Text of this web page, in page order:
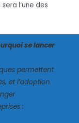
l’une des
se lancer
permettent
et l’adoption
: